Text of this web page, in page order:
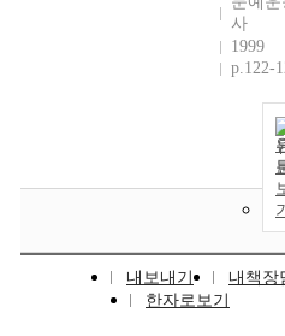
사
1999
p.122-
내보내기
내책장
한자로보기